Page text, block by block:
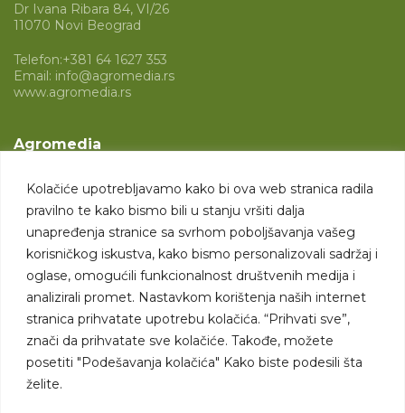
Kolačiće upotrebljavamo kako bi ova web stranica radila
pravilno te kako bismo bili u stanju vršiti dalja
unapređenja stranice sa svrhom poboljšavanja vašeg
korisničkog iskustva, kako bismo personalizovali sadržaj i
oglase, omogućili funkcionalnost društvenih medija i
analizirali promet. Nastavkom korištenja naših internet
stranica prihvatate upotrebu kolačića. “Prihvati sve”,
znači da prihvatate sve kolačiće. Takođe, možete
posetiti "Podešavanja kolačića" Kako biste podesili šta
želite.
Dr Ivana Ribara 84, VI/26
11070 Novi Beograd
Telefon:+381 64 1627 353
Email: info@agromedia.rs
www.agromedia.rs
Agromedia
Svet poljoprivrede
Marketing usluge
Tražimo saradnike
Kontakt
Kontakt